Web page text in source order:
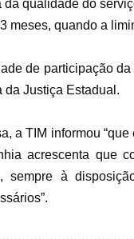
qualidade do
meses, quando a
de participação
da Justiça Estadual.
a TIM informou
acrescenta que
à